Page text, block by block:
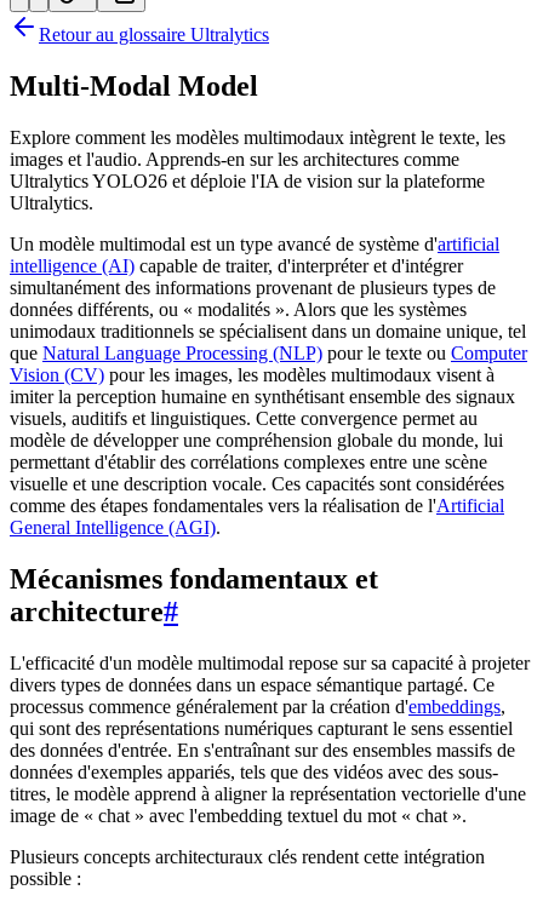
Retour au glossaire Ultralytics
Multi-Modal Model
Explore comment les modèles multimodaux intègrent le texte, les
images et l'audio. Apprends-en sur les architectures comme
Ultralytics YOLO26 et déploie l'IA de vision sur la plateforme
Ultralytics.
Un modèle multimodal est un type avancé de système d'artificial
intelligence (AI) capable de traiter, d'interpréter et d'intégrer
simultanément des informations provenant de plusieurs types de
données différents, ou « modalités ». Alors que les systèmes
unimodaux traditionnels se spécialisent dans un domaine unique, tel
que Natural Language Processing (NLP) pour le texte ou Computer
Vision (CV) pour les images, les modèles multimodaux visent à
imiter la perception humaine en synthétisant ensemble des signaux
visuels, auditifs et linguistiques. Cette convergence permet au
modèle de développer une compréhension globale du monde, lui
permettant d'établir des corrélations complexes entre une scène
visuelle et une description vocale. Ces capacités sont considérées
comme des étapes fondamentales vers la réalisation de l'Artificial
General Intelligence (AGI).
Mécanismes fondamentaux et
architecture#
L'efficacité d'un modèle multimodal repose sur sa capacité à projeter
divers types de données dans un espace sémantique partagé. Ce
processus commence généralement par la création d'embeddings,
qui sont des représentations numériques capturant le sens essentiel
des données d'entrée. En s'entraînant sur des ensembles massifs de
données d'exemples appariés, tels que des vidéos avec des sous-
titres, le modèle apprend à aligner la représentation vectorielle d'une
image de « chat » avec l'embedding textuel du mot « chat ».
Plusieurs concepts architecturaux clés rendent cette intégration
possible :